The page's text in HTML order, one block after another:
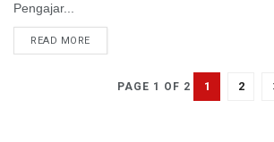
Pengajar...
READ MORE
PAGE 1 OF 2 1 2